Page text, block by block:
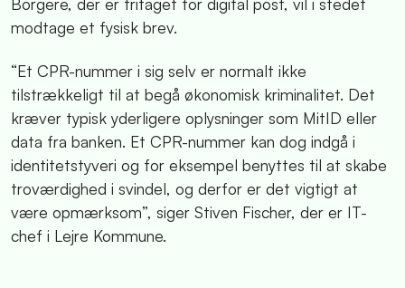
modtage et fysisk brev.
“Et CPR-nummer i sig selv er normalt ikke
tilstrækkeligt til at begå økonomisk kriminalitet. Det
kræver typisk yderligere oplysninger som MitID eller
data fra banken. Et CPR-nummer kan dog indgå i
identitetstyveri og for eksempel benyttes til at skabe
troværdighed i svindel, og derfor er det vigtigt at
være opmærksom”, siger Stiven Fischer, der er IT-
chef i Lejre Kommune.